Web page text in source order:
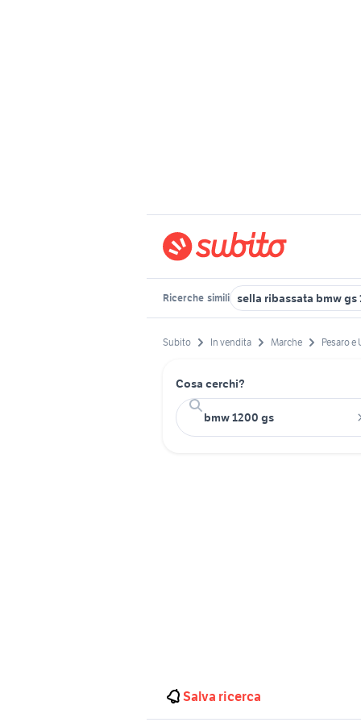
Ricerche simili sella ribassata bmw gs
Subito In vendita Marche Pesaro e
Cosa cerchi?
Salva ricerca